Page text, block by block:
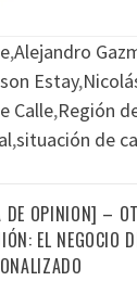
,Alejandro
Estay,
Calle,Región
,situación de
DE OPINION] –
EL NEGOCIO